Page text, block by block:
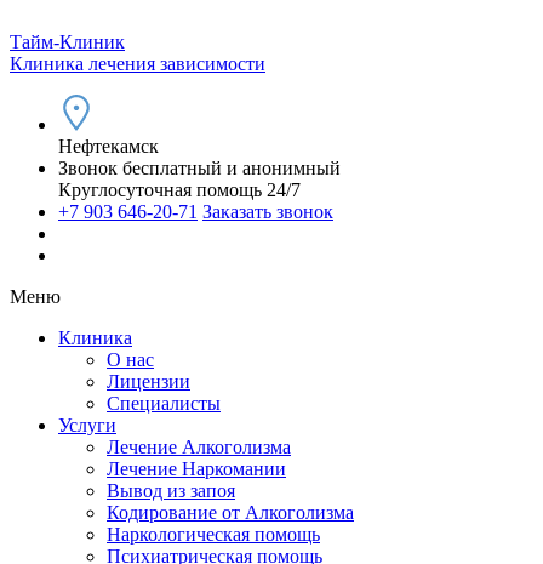
Тайм-Клиник
Клиника лечения зависимости
Нефтекамск
Звонок бесплатный и анонимный
Круглосуточная помощь 24/7
+7 903 646-20-71 Заказать звонок
Меню
Клиника
О нас
Лицензии
Специалисты
Услуги
Лечение Алкоголизма
Лечение Наркомании
Вывод из запоя
Кодирование от Алкоголизма
Наркологическая помощь
Психиатрическая помощь